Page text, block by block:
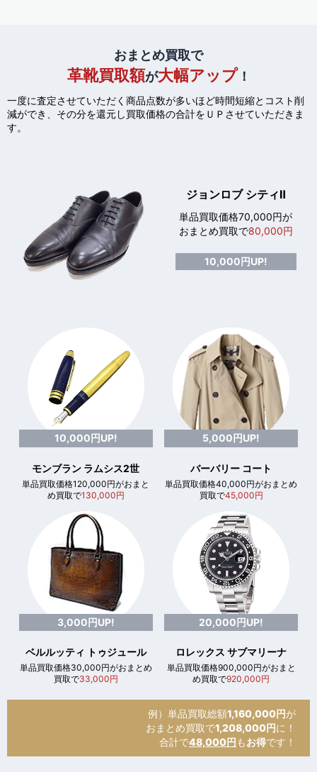
おまとめ買取で
革靴買取額が大幅アップ！
一度に査定させていただく商品点数が多いほど時間短縮とコスト削
減ができ、 その分を還元し買取価格の合計をＵＰさせていただきま
す。
ジョンロブ シティⅡ
単品買取価格70,000円が
おまとめ買取で80,000円
10,000円UP!
10,000円UP!
モンブラン ラムシス2世
単品買取価格120,000円がおまと
め買取で130,000円
5,000円UP!
バーバリー コート
単品買取価格40,000円がおまとめ
買取で45,000円
3,000円UP!
ベルルッティ トゥジュール
単品買取価格30,000円がおまとめ
買取で33,000円
20,000円UP!
ロレックス サブマリーナ
単品買取価格900,000円がおまと
め買取で920,000円
例）単品買取総額1,160,000円が
おまとめ買取で1,208,000円に！
合計で48,000円 もお得です！